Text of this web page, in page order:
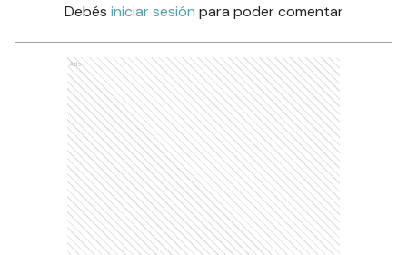
Debés iniciar sesión para poder comentar
Ads